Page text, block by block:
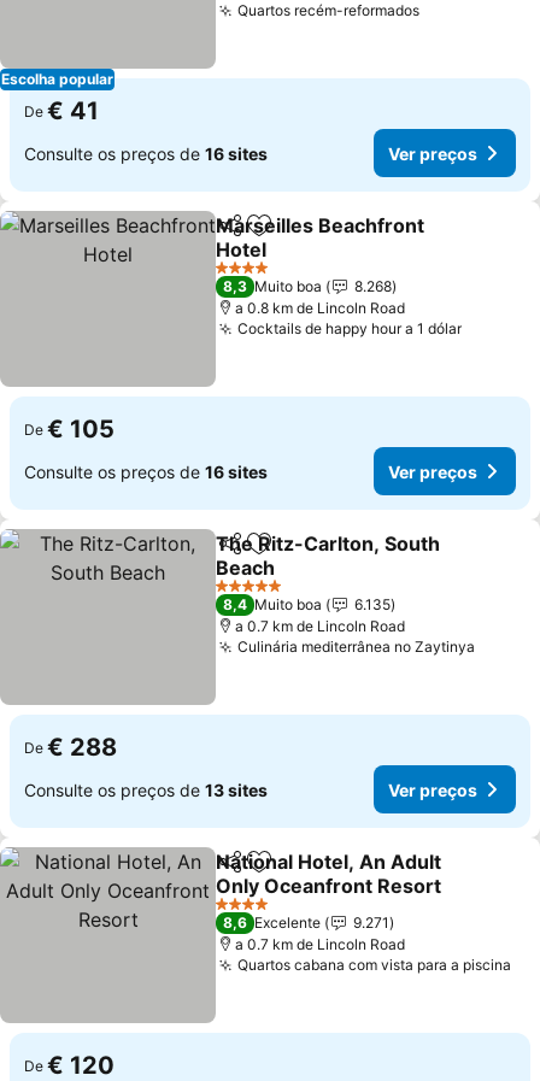
Escolha popular
Quartos recém-reformados
De € 41
Consulte os preços de 16 sites Ver preços
PartilharAdicionar aos favoritos
Marseilles Beachfront
Hotel
4 Estrelas
8,3 Muito boa
8.268
a 0.8 km de Lincoln Road
Cocktails de happy hour a 1 dólar
De € 105
Consulte os preços de 16 sites Ver preços
PartilharAdicionar aos favoritos
The Ritz-Carlton, South
Beach
5 Estrelas
8,4 Muito boa
6.135
a 0.7 km de Lincoln Road
Culinária mediterrânea no Zaytinya
De € 288
Consulte os preços de 13 sites Ver preços
PartilharAdicionar aos favoritos
National Hotel, An Adult
Only Oceanfront Resort
4 Estrelas
8,6 Excelente
9.271
a 0.7 km de Lincoln Road
Quartos cabana com vista para a piscina
De € 120